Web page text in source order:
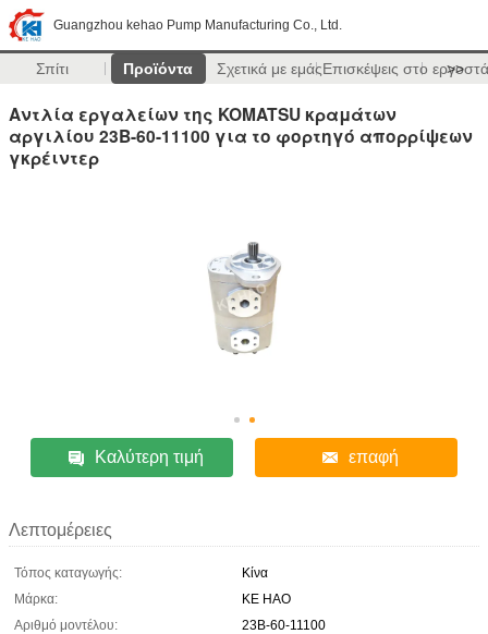
Guangzhou kehao Pump Manufacturing Co., Ltd.
Σπίτι Προϊόντα Σχετικά με εμάςΕπισκέψεις στο >>
Αντλία εργαλείων της KOMATSU κραμάτων
αργιλίου 23B-60-11100 για το φορτηγό απορρίψεων
γκρέιντερ
Καλύτερη τιμή επαφή
Λεπτομέρειες
Τόπος καταγωγής:
Κίνα
Μάρκα:
KE HAO
Αριθμό μοντέλου:
23B-60-11100